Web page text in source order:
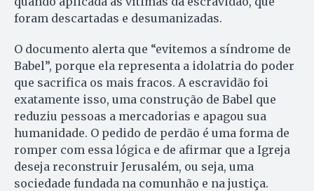
foram descartadas e desumanizadas.
O documento alerta que “evitemos a síndrome de
Babel”, porque ela representa a idolatria do poder
que sacrifica os mais fracos. A escravidão foi
exatamente isso, uma construção de Babel que
reduziu pessoas a mercadorias e apagou sua
humanidade. O pedido de perdão é uma forma de
romper com essa lógica e de afirmar que a Igreja
deseja reconstruir Jerusalém, ou seja, uma
sociedade fundada na comunhão e na justiça.